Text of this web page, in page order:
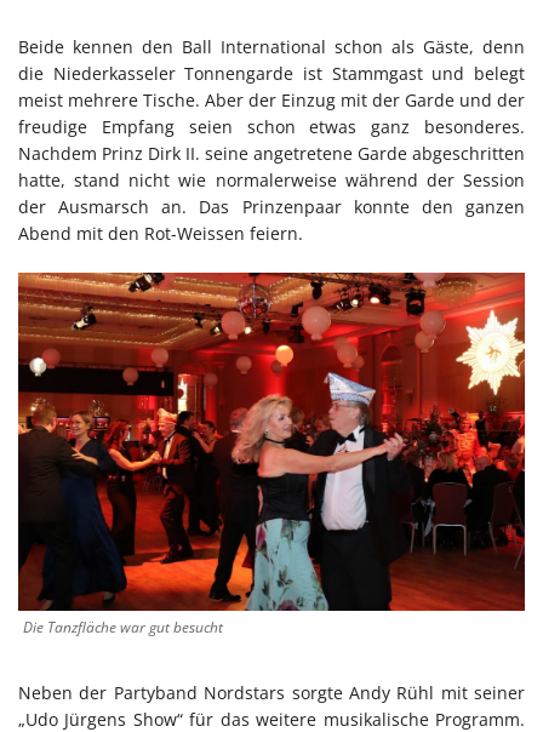
Beide kennen den Ball International schon als Gäste, denn
die Niederkasseler Tonnengarde ist Stammgast und belegt
meist mehrere Tische. Aber der Einzug mit der Garde und der
freudige Empfang seien schon etwas ganz besonderes.
Nachdem Prinz Dirk II. seine angetretene Garde abgeschritten
hatte, stand nicht wie normalerweise während der Session
der Ausmarsch an. Das Prinzenpaar konnte den ganzen
Abend mit den Rot-Weissen feiern.
Die Tanzfläche war gut besucht
Neben der Partyband Nordstars sorgte Andy Rühl mit seiner
„Udo Jürgens Show“ für das weitere musikalische Programm.